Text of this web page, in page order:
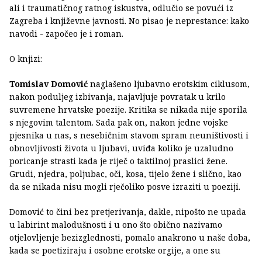
ali i traumatičnog ratnog iskustva, odlučio se povući iz
Zagreba i književne javnosti. No pisao je neprestance: kako
navodi - započeo je i roman.
O knjizi:
Tomislav Domović naglašeno ljubavno erotskim ciklusom,
nakon poduljeg izbivanja, najavljuje povratak u krilo
suvremene hrvatske poezije. Kritika se nikada nije sporila
s njegovim talentom. Sada pak on, nakon jedne vojske
pjesnika u nas, s nesebičnim stavom spram neuništivosti i
obnovljivosti života u ljubavi, uviđa koliko je uzaludno
poricanje strasti kada je riječ o taktilnoj praslici žene.
Grudi, njedra, poljubac, oči, kosa, tijelo žene i slično, kao
da se nikada nisu mogli rječoliko posve izraziti u poeziji.
Domović to čini bez pretjerivanja, dakle, nipošto ne upada
u labirint malodušnosti i u ono što obično nazivamo
otjelovljenje bezizglednosti, pomalo anakrono u naše doba,
kada se poetiziraju i osobne erotske orgije, a one su